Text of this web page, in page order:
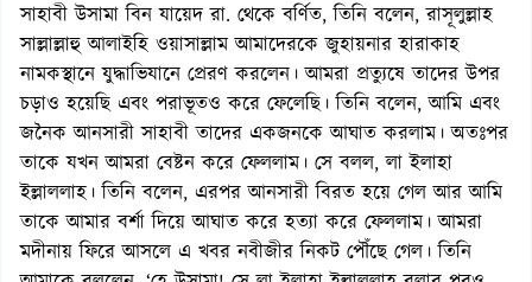
সাহাবী উসামা বিন যায়েদ রা. থেকে বর্ণিত, তিনি বলেন, রাসূলুল্লাহ
সাল্লাল্লাহু আলাইহি ওয়াসাল্লাম আমাদেরকে জুহায়নার হারাকাহ
নামকস্থানে যুদ্ধাভিযানে প্রেরণ করলেন। আমরা প্রত্যুষে তাদের উপর
চড়াও হয়েছি এবং পরাভূতও করে ফেলেছি। তিনি বলেন, আমি এবং
জনৈক আনসারী সাহাবী তাদের একজনকে আঘাত করলাম। অতঃপর
তাকে যখন আমরা বেষ্টন করে ফেললাম। সে বলল, লা ইলাহা
ইল্লাললাহ। তিনি বলেন, এরপর আনসারী বিরত হয়ে গেল আর আমি
তাকে আমার বর্শা দিয়ে আঘাত করে হত্যা করে ফেললাম। আমরা
মদীনায় ফিরে আসলে এ খবর নবীজীর নিকট পৌঁছে গেল। তিনি